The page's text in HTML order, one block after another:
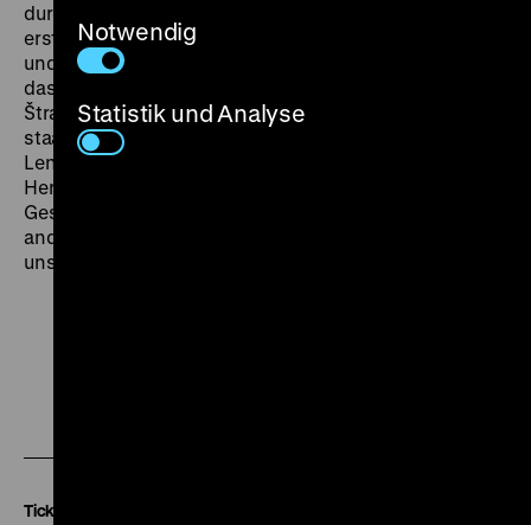
durchs Leben zieht. Erzählt werden nun endlich die
ersten Monate in Petrograd nach dem Großen Oktober
und es nimmt kaum Wunder, dass Maksim auch auf
das Führungspersonal des Staats trifft: Lenin (Maksim
Štrauch), Stalin (Michail Gelovani) und Sverdlov. Allem
staatstragenden Gedöns zum Trotz (und auch wenn
Lenin ihn korrigieren darf), ist es Maksim, der die
Herzen der Sowjets erobert hatte. „Es gibt wenige
Gestalten im sowjetischen Film, ja sogar in den Filmen
anderer Länder, in der Literatur und im Theater, die so
unsterblich sind.“ (Jerzy Toeplitz). (bw)
Tickets
Notwendig
Statistik und Analyse